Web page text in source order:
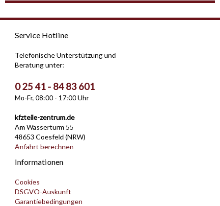
Service Hotline
Telefonische Unterstützung und
Beratung unter:
0 25 41 - 84 83 601
Mo-Fr, 08:00 - 17:00 Uhr
kfzteile-zentrum.de
Am Wasserturm 55
48653 Coesfeld (NRW)
Anfahrt berechnen
Informationen
Cookies
DSGVO-Auskunft
Garantiebedingungen